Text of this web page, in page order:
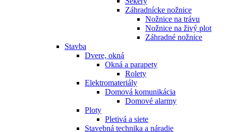
Záhradnícke nožnice
Nožnice na trávu
Nožnice na živý plot
Záhradné nožnice
Stavba
Dvere, okná
Okná a parapety
Rolety
Elektromateriály
Domová komunikácia
Domové alarmy
Ploty
Pletivá a siete
Stavebná technika a náradie